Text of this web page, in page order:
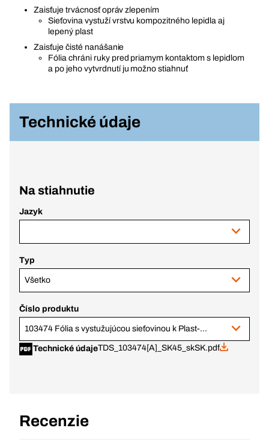
Zaisťuje trvácnosť opráv zlepením
Sieťovina vystuží vrstvu kompozitného lepidla aj
lepený plast
Zaisťuje čisté nanášanie
Fólia chráni ruky pred priamym kontaktom s lepidlom
a po jeho vytvrdnutí ju možno stiahnuť
Technické údaje
Na stiahnutie
Jazyk
Typ
Všetko
Číslo produktu
103474 Fólia s vystužujúcou sieťovinou k Plast-O-Fix, 1 500 mm rolka
Technické údajeTDS_103474[A]_SK45_skSK.pdf
Recenzie